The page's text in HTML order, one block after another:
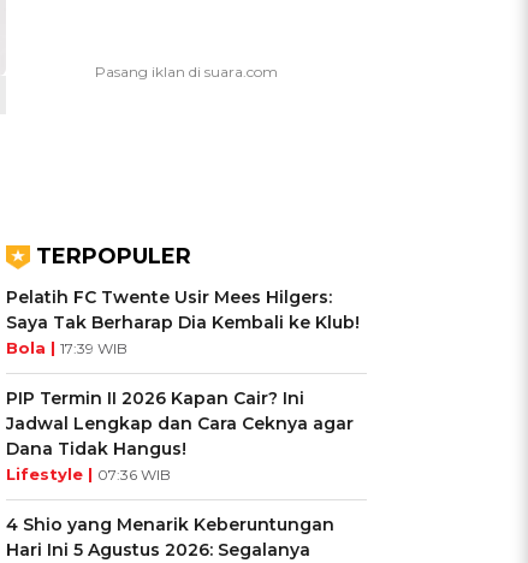
TERPOPULER
Pelatih FC Twente Usir Mees Hilgers:
Saya Tak Berharap Dia Kembali ke Klub!
Bola | 17:39 WIB
PIP Termin II 2026 Kapan Cair? Ini
Jadwal Lengkap dan Cara Ceknya agar
Dana Tidak Hangus!
Lifestyle | 07:36 WIB
4 Shio yang Menarik Keberuntungan
Hari Ini 5 Agustus 2026: Segalanya